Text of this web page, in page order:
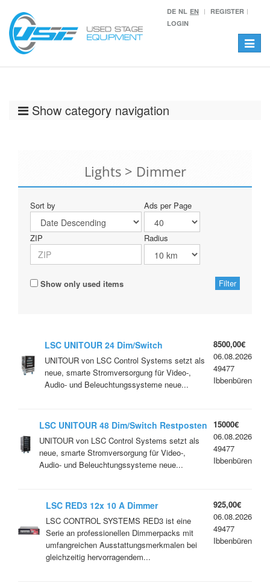
DE NL EN
REGISTER
LOGIN
Toggle
Show category navigation
Lights > Dimmer
Sort by Ads per Page
ZIP Radius
Show only used items
LSC UNITOUR 24 Dim/Switch
Restposten
UNITOUR von LSC Control Systems setzt als
neue, smarte Stromversorgung für Video-,
Audio- und Beleuchtungssysteme neue...
8500,00€
06.08.2026
49477
Ibbenbüren
LSC UNITOUR 48 Dim/Switch Restposten
UNITOUR von LSC Control Systems setzt als
neue, smarte Stromversorgung für Video-,
Audio- und Beleuchtungssysteme neue...
15000€
06.08.2026
49477
Ibbenbüren
LSC RED3 12x 10 A Dimmer
Restposten
LSC CONTROL SYSTEMS RED3 ist eine
Serie an professionellen Dimmerpacks mit
umfangreichen Ausstattungsmerkmalen bei
gleichzeitig hervorragendem...
925,00€
06.08.2026
49477
Ibbenbüren